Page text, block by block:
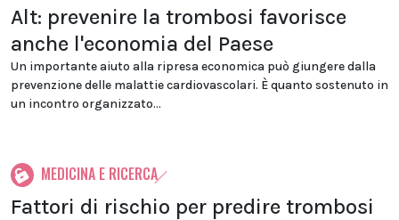
Alt: prevenire la trombosi favorisce
anche l'economia del Paese
Un importante aiuto alla ripresa economica può giungere dalla
prevenzione delle malattie cardiovascolari. È quanto sostenuto in
un incontro organizzato...
MEDICINA E RICERCA
Fattori di rischio per predire trombosi